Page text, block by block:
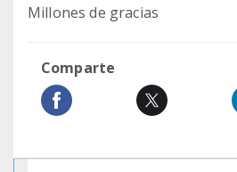
Millones de gracias
Comparte